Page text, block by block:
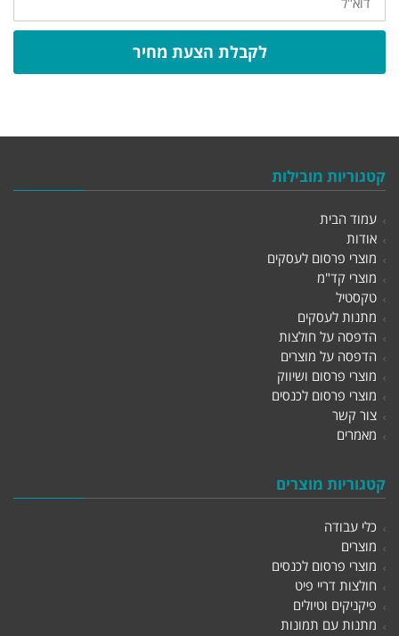
לקבלת הצעת מחיר
קטגוריות מובילות
עמוד הבית
אודות
מוצרי פרסום לעסקים
מוצרי קד"מ
טקסטיל
מתנות לעסקים
הדפסה על חולצות
הדפסה על מוצרים
מוצרי פרסום ושיווק
מוצרי פרסום לכנסים
צור קשר
מאמרים
קטגוריות מוצרים
כלי עבודה
מוצרים
מוצרי פרסום לכנסים
חולצות דריי פיט
פיקניקים וטיולים
מתנות עם תמונות